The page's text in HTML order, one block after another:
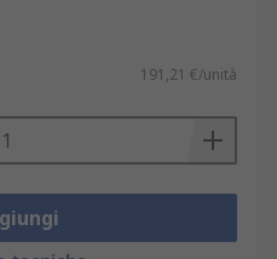
191,21 €/unità